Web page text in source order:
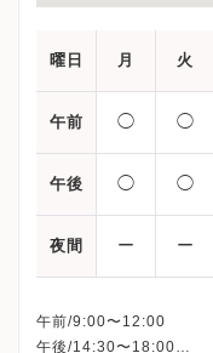
曜日 月 火
午前 ◯ ◯
午後 ◯ ◯
夜間 ー ー
午前/9:00〜12:00
午後/14:30〜18:00